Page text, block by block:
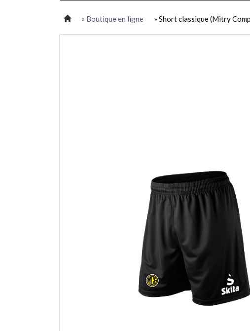
» Boutique en ligne » Short classique (Mitry